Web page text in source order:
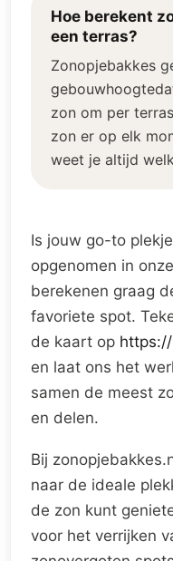
Hoe berekent
een terras?
Zonopjebakkes
zon om per
zon er op elk
weet je altijd
Is jouw go-to
opgenomen in
berekenen graag
favoriete spot.
de kaart op
en laat ons het
samen de meest
en delen.
Bij
naar de ideale
de zon kunt
voor het verrijken